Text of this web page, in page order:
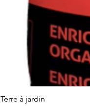
Terre à jardin